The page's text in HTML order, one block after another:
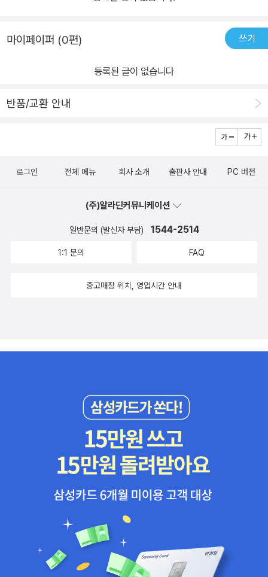
마이페이퍼 (0편) 쓰기
등록된 글이 없습니다
반품/교환 안내
로그인 전체 메뉴 회사 소개 출판사 안내 PC 버전
(주)알라딘커뮤니케이션
일반문의 (발신자 부담) 1544-2514
1:1 문의 FAQ
중고매장 위치, 영업시간 안내